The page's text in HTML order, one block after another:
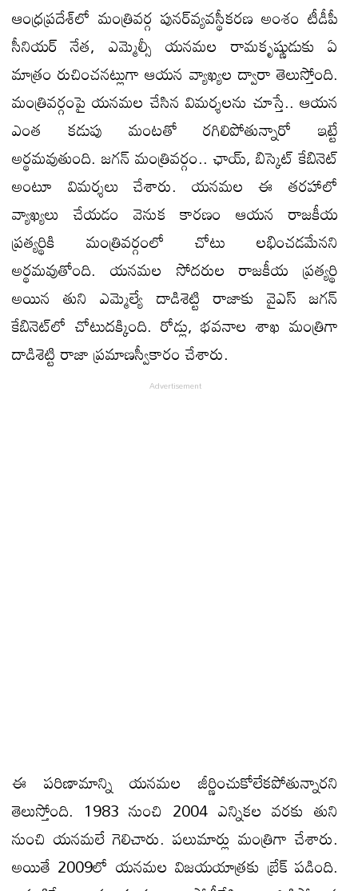
ఆంధ్రప్రదేశ్‌లో మంత్రివర్గ పునర్‌వ్యవస్థీకరణ అంశం టీడీపీ
సీనియర్‌ నేత, ఎమ్మెల్సీ యనమల రామకృష్ణుడుకు ఏ
మాత్రం రుచించనట్లుగా ఆయన వ్యాఖ్యల ద్వారా తెలుస్తోంది.
మంత్రివర్గంపై యనమల చేసిన విమర్శలను చూస్తే.. ఆయన
ఎంత కడుపు మంటతో రగిలిపోతున్నారో ఇట్టే
అర్థమవుతుంది. జగన్‌ మంత్రివర్గం.. ఛాయ్, బిస్కెట్‌ కేబినెట్‌
అంటూ విమర్శలు చేశారు. యనమల ఈ తరహాలో
వ్యాఖ్యలు చేయడం వెనుక కారణం ఆయన రాజకీయ
ప్రత్యర్థికి మంత్రివర్గంలో చోటు లభించడమేనని
అర్థమవుతోంది. యనమల సోదరుల రాజకీయ ప్రత్యర్థి
అయిన తుని ఎమ్మెల్యే దాడిశెట్టి రాజాకు వైఎస్‌ జగన్‌
కేబినెట్‌లో చోటుదక్కింది. రోడ్లు, భవనాల శాఖ మంత్రిగా
దాడిశెట్టి రాజా ప్రమాణస్వీకారం చేశారు.
ఈ పరిణామాన్ని యనమల జీర్ణించుకోలేకపోతున్నారని
తెలుస్తోంది. 1983 నుంచి 2004 ఎన్నికల వరకు తుని
నుంచి యనమలే గెలిచారు. పలుమార్లు మంత్రిగా చేశారు.
అయితే 2009లో యనమల విజయయాత్రకు బ్రేక్‌ పడింది.